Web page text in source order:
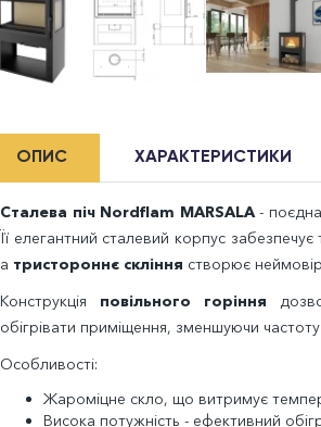
ОПИС ХАРАКТЕРИСТИКИ
Сталева піч Nordflam MARSALA-
Її елегантний сталевий корпус
а тристороннє скління створює
Конструкція повільного горіння
обігрівати приміщення, зменшуючи
Особливості:
Жароміцне скло, що витримує
Висока потужність - ефективний